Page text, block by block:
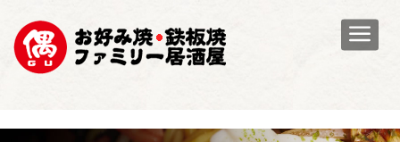
ホーム
店舗検索